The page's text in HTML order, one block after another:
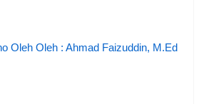
Oleh Oleh : Ahmad Faizuddin, M.Ed